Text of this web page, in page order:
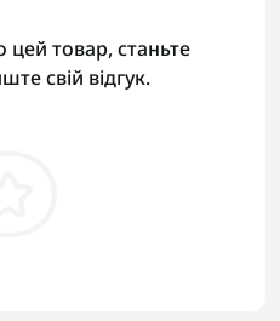
цей товар, станьте
свій відгук.